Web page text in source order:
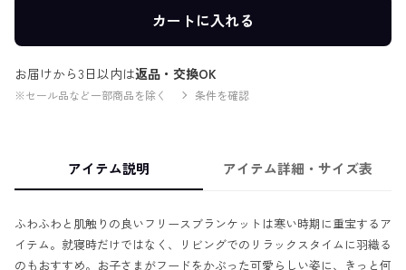
カートに入れる
お届けから3日以内は返品・交換OK
※セール品など一部商品を除く 条件を確認
アイテム説明 アイテム詳細・サイズ表
ふわふわと肌触りの良いフリースブランケットは寒い時期に重宝するア
イテム。就寝時だけではなく、リビングでのリラックスタイムに羽織る
のもおすすめ。お子さまがフードをかぶった可愛らしい姿に、きっと何